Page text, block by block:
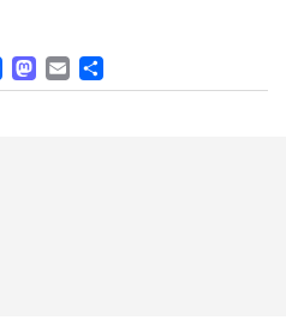
FACEBOOK
MASTODON
EMAIL
PARTAGER